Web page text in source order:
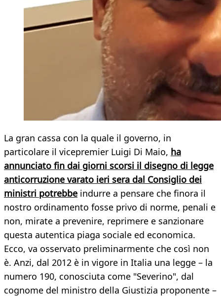
La gran cassa con la quale il governo, in
particolare il vicepremier Luigi Di Maio, ha
annunciato fin dai giorni scorsi il disegno di legge
anticorruzione varato ieri sera dal Consiglio dei
ministri potrebbe indurre a pensare che finora il
nostro ordinamento fosse privo di norme, penali e
non, mirate a prevenire, reprimere e sanzionare
questa autentica piaga sociale ed economica.
Ecco, va osservato preliminarmente che così non
è. Anzi, dal 2012 è in vigore in Italia una legge – la
numero 190, conosciuta come "Severino", dal
cognome del ministro della Giustizia proponente –